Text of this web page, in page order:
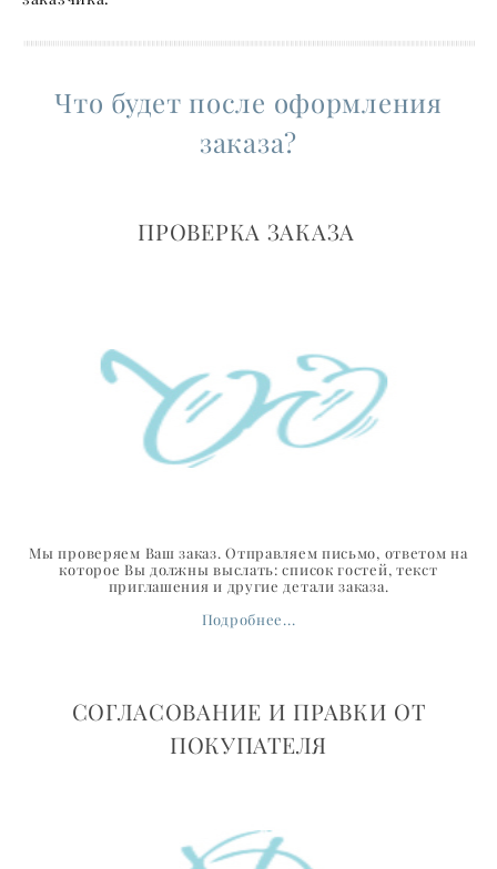
Что будет после оформления
заказа?
ПРОВЕРКА ЗАКАЗА
Мы проверяем Ваш заказ. Отправляем письмо, ответом на
которое Вы должны выслать: список гостей, текст
приглашения и другие детали заказа.
Подробнее...
СОГЛАСОВАНИЕ И ПРАВКИ ОТ
ПОКУПАТЕЛЯ